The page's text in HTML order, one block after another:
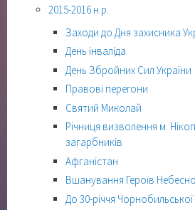
2015-2016 н.р.
Заходи до Дня захисника
День інваліда
День Збройних Сил України
Правові перегони
Святий Миколай
Річниця визволення м.
загарбників
Афганістан
Вшанування Героїв
До 30-річчя